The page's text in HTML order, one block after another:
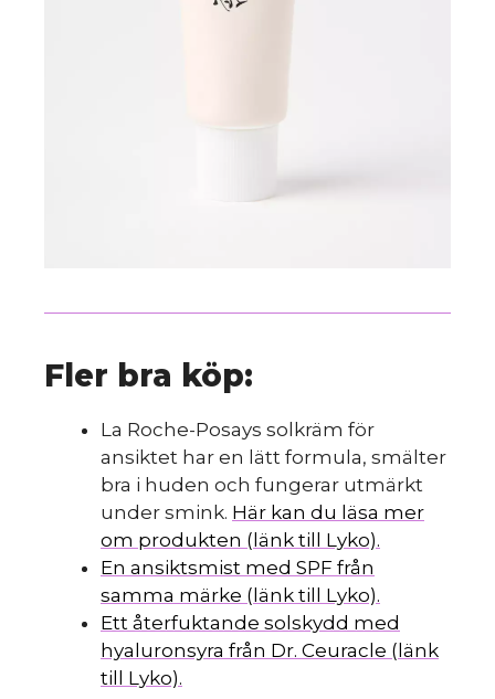
Fler bra köp:
La Roche-Posays solkräm för
ansiktet har en lätt formula, smälter
bra i huden och fungerar utmärkt
under smink. Här kan du läsa mer
om produkten (länk till Lyko).
En ansiktsmist med SPF från
samma märke (länk till Lyko).
Ett återfuktande solskydd med
hyaluronsyra från Dr. Ceuracle (länk
till Lyko).